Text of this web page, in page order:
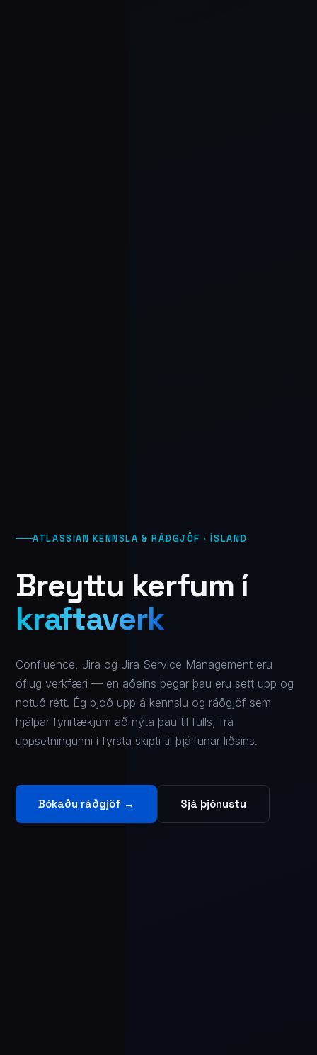
ATLASSIAN KENNSLA & RÁÐGJÖF · ÍSLAND
Breyttu kerfum í
kraftaverk
Confluence, Jira og Jira Service Management eru
öflug verkfæri — en aðeins þegar þau eru sett upp og
notuð rétt. Ég bjóð upp á kennslu og ráðgjöf sem
hjálpar fyrirtækjum að nýta þau til fulls, frá
uppsetningunni í fyrsta skipti til þjálfunar liðsins.
Bókaðu ráðgjöf → Sjá þjónustu